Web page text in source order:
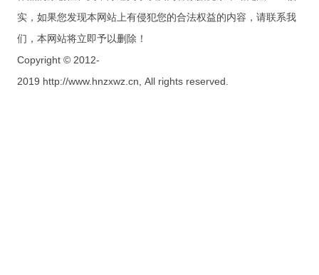
实，如果您发现本网站上有侵犯您的合法权益的内容，请联系我
们，本网站将立即予以删除！
Copyright © 2012-
2019 http://www.hnzxwz.cn, All rights reserved.